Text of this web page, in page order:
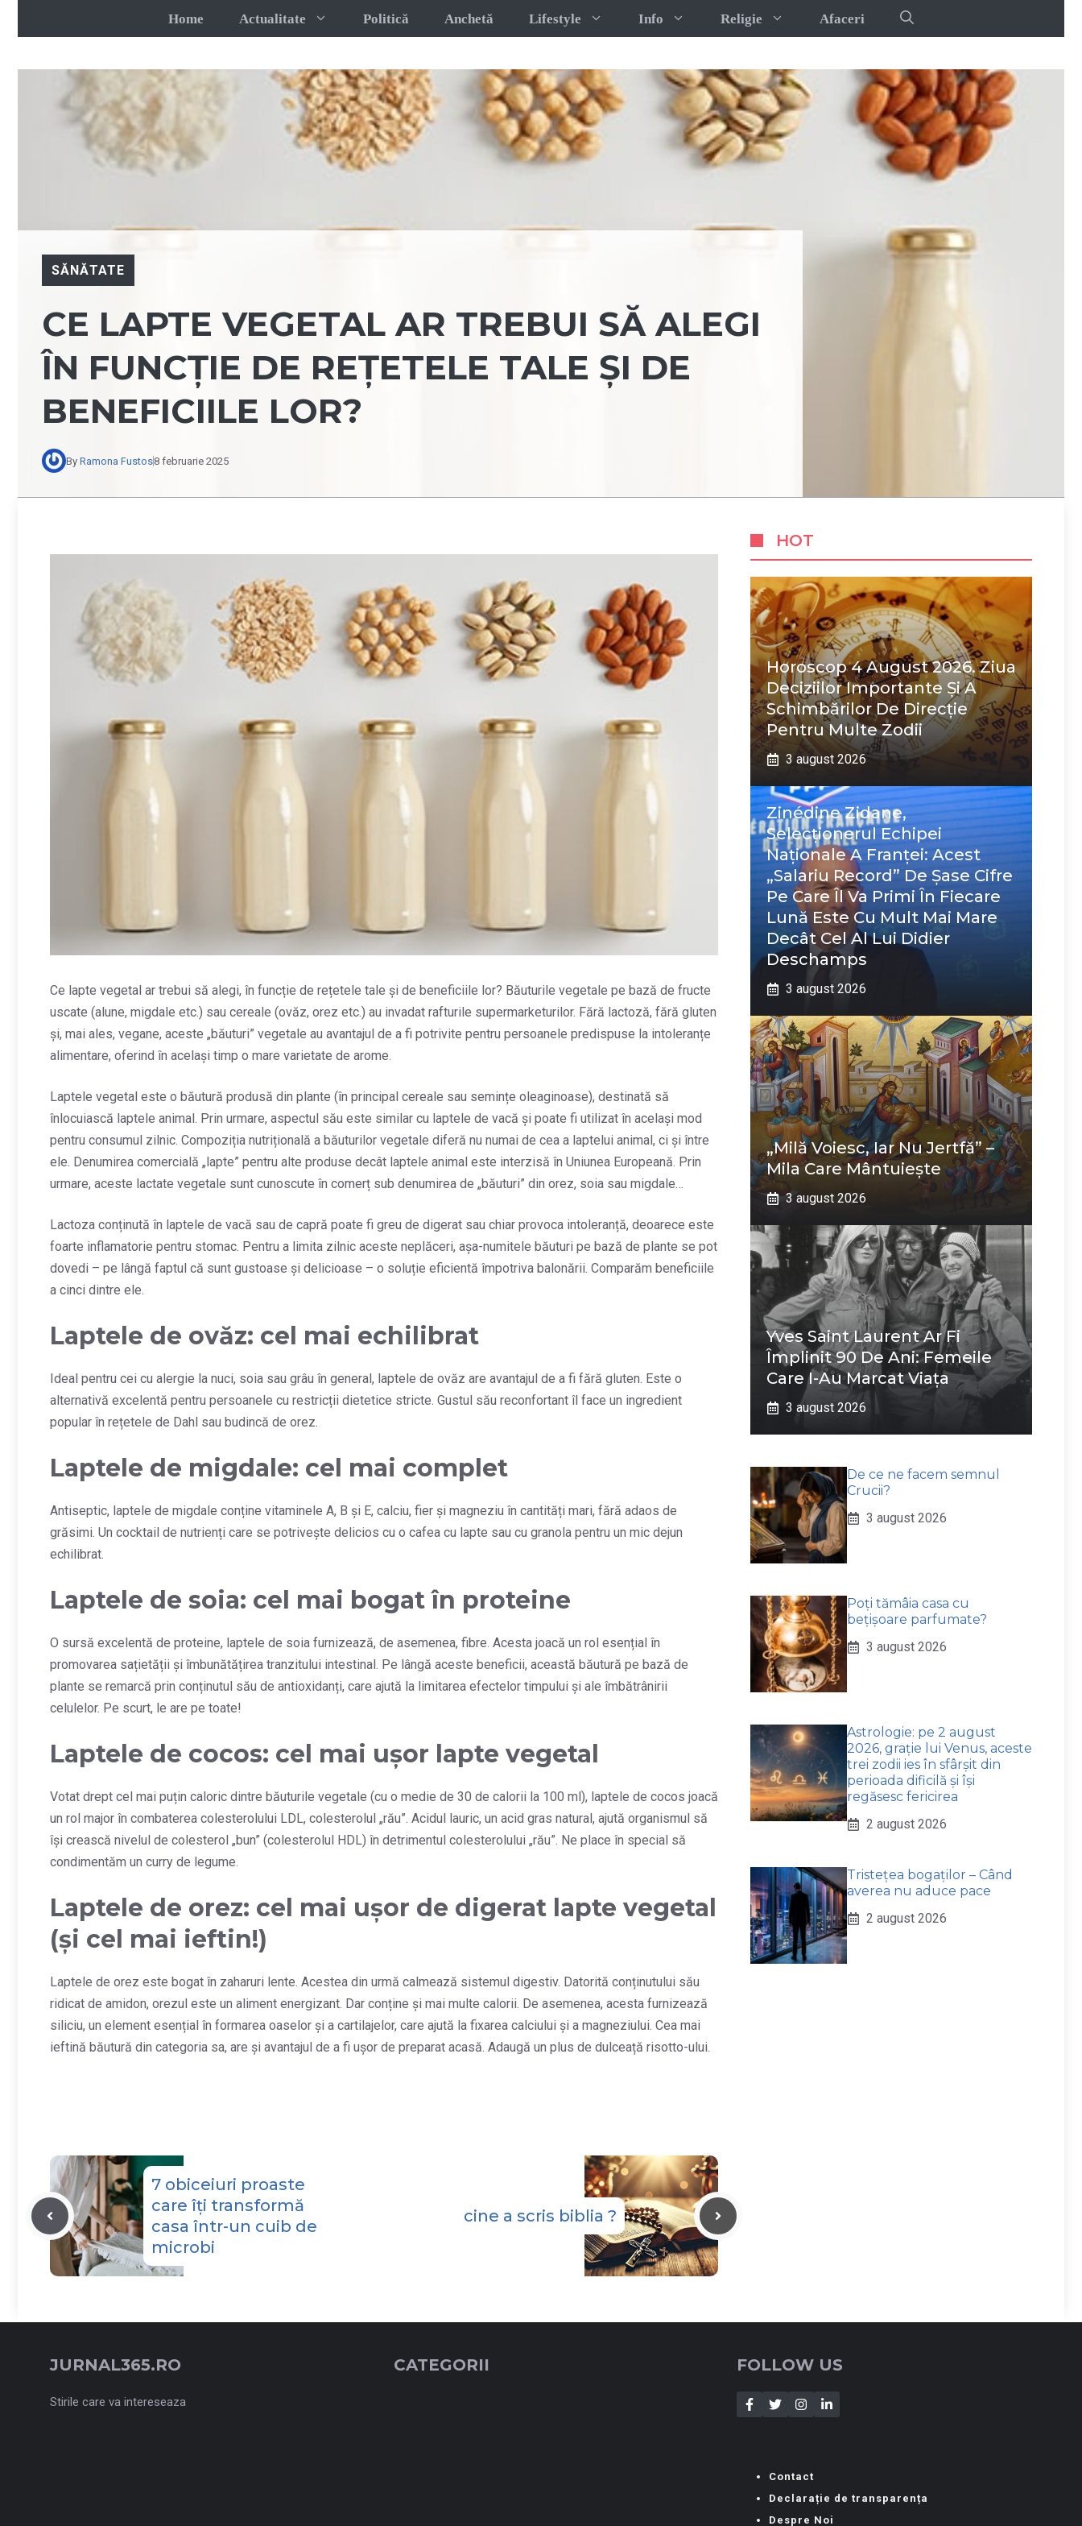
Home Actualitate Politică Anchetă Lifestyle Info Religie Afaceri
SĂNĂTATE
CE LAPTE VEGETAL AR TREBUI SĂ ALEGI
ÎN FUNCȚIE DE REȚETELE TALE ȘI DE
BENEFICIILE LOR?
By Ramona Fustos8 februarie 2025
Ce lapte vegetal ar trebui să alegi, în funcție de rețetele tale și de beneficiile lor? Băuturile vegetale pe bază de fructe
uscate (alune, migdale etc.) sau cereale (ovăz, orez etc.) au invadat rafturile supermarketurilor. Fără lactoză, fără gluten
și, mai ales, vegane, aceste „băuturi” vegetale au avantajul de a fi potrivite pentru persoanele predispuse la intoleranțe
alimentare, oferind în același timp o mare varietate de arome.
Laptele vegetal este o băutură produsă din plante (în principal cereale sau semințe oleaginoase), destinată să
înlocuiască laptele animal. Prin urmare, aspectul său este similar cu laptele de vacă și poate fi utilizat în același mod
pentru consumul zilnic. Compoziția nutrițională a băuturilor vegetale diferă nu numai de cea a laptelui animal, ci și între
ele. Denumirea comercială „lapte” pentru alte produse decât laptele animal este interzisă în Uniunea Europeană. Prin
urmare, aceste lactate vegetale sunt cunoscute în comerț sub denumirea de „băuturi” din orez, soia sau migdale…
Lactoza conținută în laptele de vacă sau de capră poate fi greu de digerat sau chiar provoca intoleranță, deoarece este
foarte inflamatorie pentru stomac. Pentru a limita zilnic aceste neplăceri, așa-numitele băuturi pe bază de plante se pot
dovedi – pe lângă faptul că sunt gustoase și delicioase – o soluție eficientă împotriva balonării. Comparăm beneficiile
a cinci dintre ele.
Laptele de ovăz: cel mai echilibrat
Ideal pentru cei cu alergie la nuci, soia sau grâu în general, laptele de ovăz are avantajul de a fi fără gluten. Este o
alternativă excelentă pentru persoanele cu restricții dietetice stricte. Gustul său reconfortant îl face un ingredient
popular în rețetele de Dahl sau budincă de orez.
Laptele de migdale: cel mai complet
Antiseptic, laptele de migdale conține vitaminele A, B și E, calciu, fier și magneziu în cantități mari, fără adaos de
grăsimi. Un cocktail de nutrienți care se potrivește delicios cu o cafea cu lapte sau cu granola pentru un mic dejun
echilibrat.
Laptele de soia: cel mai bogat în proteine
O sursă excelentă de proteine, laptele de soia furnizează, de asemenea, fibre. Acesta joacă un rol esențial în
promovarea sațietății și îmbunătățirea tranzitului intestinal. Pe lângă aceste beneficii, această băutură pe bază de
plante se remarcă prin conținutul său de antioxidanți, care ajută la limitarea efectelor timpului și ale îmbătrânirii
celulelor. Pe scurt, le are pe toate!
Laptele de cocos: cel mai ușor lapte vegetal
Votat drept cel mai puțin caloric dintre băuturile vegetale (cu o medie de 30 de calorii la 100 ml), laptele de cocos joacă
un rol major în combaterea colesterolului LDL, colesterolul „rău”. Acidul lauric, un acid gras natural, ajută organismul să
își crească nivelul de colesterol „bun” (colesterolul HDL) în detrimentul colesterolului „rău”. Ne place în special să
condimentăm un curry de legume.
Laptele de orez: cel mai ușor de digerat lapte vegetal
(și cel mai ieftin!)
Laptele de orez este bogat în zaharuri lente. Acestea din urmă calmează sistemul digestiv. Datorită conținutului său
ridicat de amidon, orezul este un aliment energizant. Dar conține și mai multe calorii. De asemenea, acesta furnizează
siliciu, un element esențial în formarea oaselor și a cartilajelor, care ajută la fixarea calciului și a magneziului. Cea mai
ieftină băutură din categoria sa, are și avantajul de a fi ușor de preparat acasă. Adaugă un plus de dulceață risotto-ului.
7 obiceiuri proaste
care îți transformă
casa într-un cuib de
microbi
cine a scris biblia ?
HOT
Horoscop 4 August 2026. Ziua
Deciziilor Importante Și A
Schimbărilor De Direcție
Pentru Multe Zodii
3 august 2026
Zinédine Zidane,
Selecționerul Echipei
Naționale A Franței: Acest
„salariu Record” De Șase Cifre
Pe Care Îl Va Primi În Fiecare
Lună Este Cu Mult Mai Mare
Decât Cel Al Lui Didier
Deschamps
3 august 2026
„Milă Voiesc, Iar Nu Jertfă” –
Mila Care Mântuiește
3 august 2026
Yves Saint Laurent Ar Fi
Împlinit 90 De Ani: Femeile
Care I-Au Marcat Viața
3 august 2026
De ce ne facem semnul
Crucii?
3 august 2026
Poți tămâia casa cu
bețișoare parfumate?
3 august 2026
Astrologie: pe 2 august
2026, grație lui Venus, aceste
trei zodii ies în sfârșit din
perioada dificilă și își
regăsesc fericirea
2 august 2026
Tristețea bogaților – Când
averea nu aduce pace
2 august 2026
JURNAL365.RO
Stirile care va intereseaza
CATEGORII FOLLOW US
Contact
Declarație de transparența
Despre Noi